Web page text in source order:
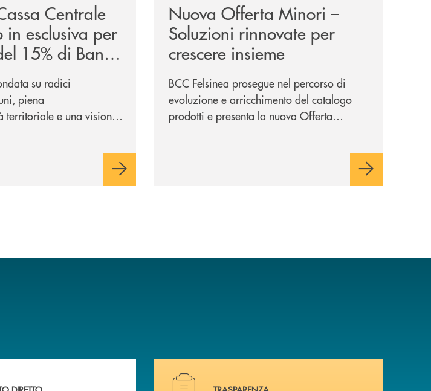
Centrale
in esclusiva per
15% di Banca
su radici
piena
territoriale e una visione
Nuova Offerta Minori –
Soluzioni rinnovate per
crescere insieme
BCC Felsinea prosegue nel percorso di
evoluzione e arricchimento del catalogo
prodotti e presenta la nuova Offerta
immediata? Contattaci! Hai bisogno di documenti ? Vai alla pagina dedicata.